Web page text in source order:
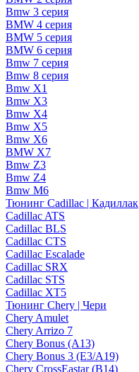
Bmw 3 серия
BMW 4 серия
BMW 5 серия
BMW 6 серия
Bmw 7 серия
Bmw 8 серия
Bmw X1
Bmw X3
Bmw X4
Bmw X5
Bmw X6
BMW X7
Bmw Z3
Bmw Z4
Bmw М6
Тюнинг Cadillac | Кадиллак
Cadillac ATS
Cadillac BLS
Cadillac CTS
Cadillac Escalade
Cadillac SRX
Cadillac STS
Cadillac XT5
Тюнинг Chery | Чери
Chery Amulet
Chery Arrizo 7
Chery Bonus (A13)
Chery Bonus 3 (E3/A19)
Chery CrossEastar (B14)